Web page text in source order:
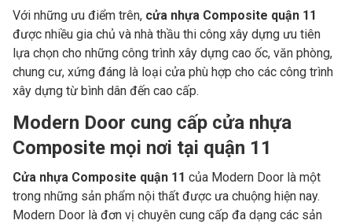
Với những ưu điểm trên, cửa nhựa Composite quận 11
được nhiều gia chủ và nhà thầu thi công xây dựng ưu tiên
lựa chọn cho những công trình xây dựng cao ốc, văn phòng,
chung cư, xứng đáng là loại cửa phù hợp cho các công trình
xây dựng từ bình dân đến cao cấp.
Modern Door cung cấp cửa nhựa
Composite mọi nơi tại quận 11
Cửa nhựa Composite quận 11 của Modern Door là một
trong những sản phẩm nội thất được ưa chuộng hiện nay.
Modern Door là đơn vị chuyên cung cấp đa dạng các sản